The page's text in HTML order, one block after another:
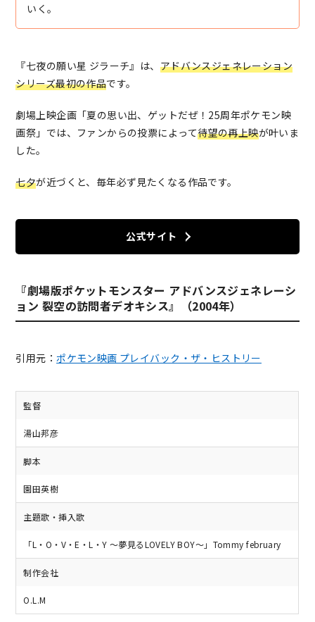
いく。
『七夜の願い星 ジラーチ』は、 アドバンスジェネレーション
シリーズ最初の作品です。
劇場上映企画「夏の思い出、ゲットだぜ！25周年ポケモン映
画祭」では、ファンからの投票によって待望の再上映が叶いま
した。
七夕が近づくと、毎年必ず見たくなる作品です。
公式サイト
『劇場版ポケットモンスター アドバンスジェネレーシ
ョン 裂空の訪問者デオキシス』（2004年）
引用元：ポケモン映画 プレイバック・ザ・ヒストリー
監督
湯山邦彦
脚本
園田英樹
主題歌・挿入歌
「L・O・V・E・L・Y 〜夢見るLOVELY BOY〜」Tommy february
制作会社
O.L.M